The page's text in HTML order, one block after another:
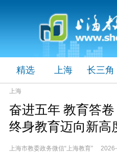
精选 上海 长三角
上海
奋进五年 教育答
终身教育迈向新高
上海市教委政务微信“上海教育”